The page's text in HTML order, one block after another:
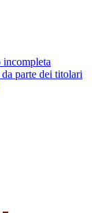
incompleta
parte dei titolari